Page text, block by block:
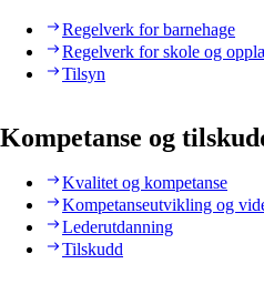
Regelverk for barnehage
Regelverk for skole og
Tilsyn
Kompetanse og
Kvalitet og kompetanse
Kompetanseutvikling og
Lederutdanning
Tilskudd